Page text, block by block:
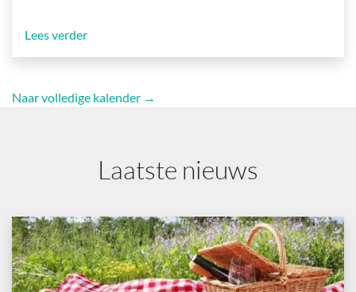
Lees verder
Naar volledige kalender →
Laatste nieuws